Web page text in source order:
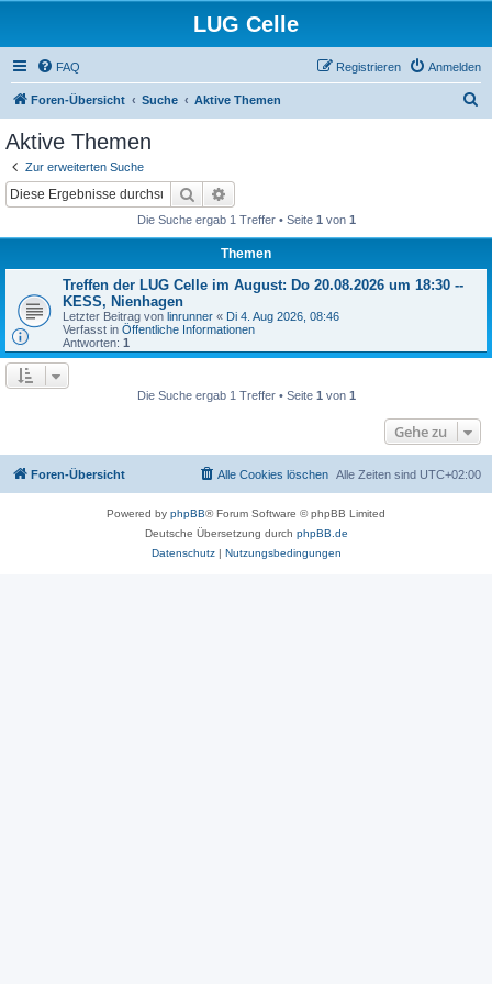
LUG Celle
FAQ Anmelden
Registrieren
Foren-Übersicht Suche Aktive Themen
Aktive Themen
Zur erweiterten Suche
Suche
Die Suche ergab 1 Treffer • Seite 1 von 1
Themen
Treffen der LUG Celle im August: Do 20.08.2026 um 18:30 --
KESS, Nienhagen
Letzter Beitrag von linrunner « Di 4. Aug 2026, 08:46
Verfasst in Öffentliche Informationen
Antworten: 1
Die Suche ergab 1 Treffer • Seite 1 von 1
Gehe zu
Foren-Übersicht Alle Zeiten sind UTC+02:00
Alle Cookies löschen
Powered by phpBB® Forum Software © phpBB Limited
Deutsche Übersetzung durch phpBB.de
Datenschutz| Nutzungsbedingungen